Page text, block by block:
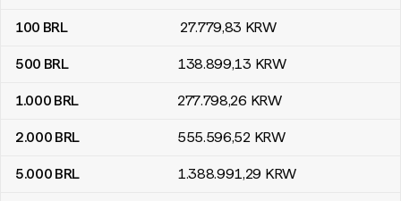
100 BRL 27.779,83 KRW
500 BRL 138.899,13 KRW
1.000 BRL 277.798,26 KRW
2.000 BRL 555.596,52 KRW
5.000 BRL 1.388.991,29 KRW